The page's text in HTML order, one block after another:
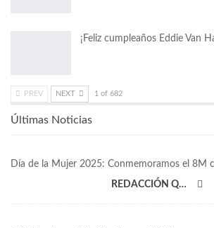
¡Feliz cumpleaños Eddie Van
PREV NEXT 1 of 682
Últimas Noticias
Día de la Mujer 2025: Conmemoramos el 8M
REDACCIÓN QRP